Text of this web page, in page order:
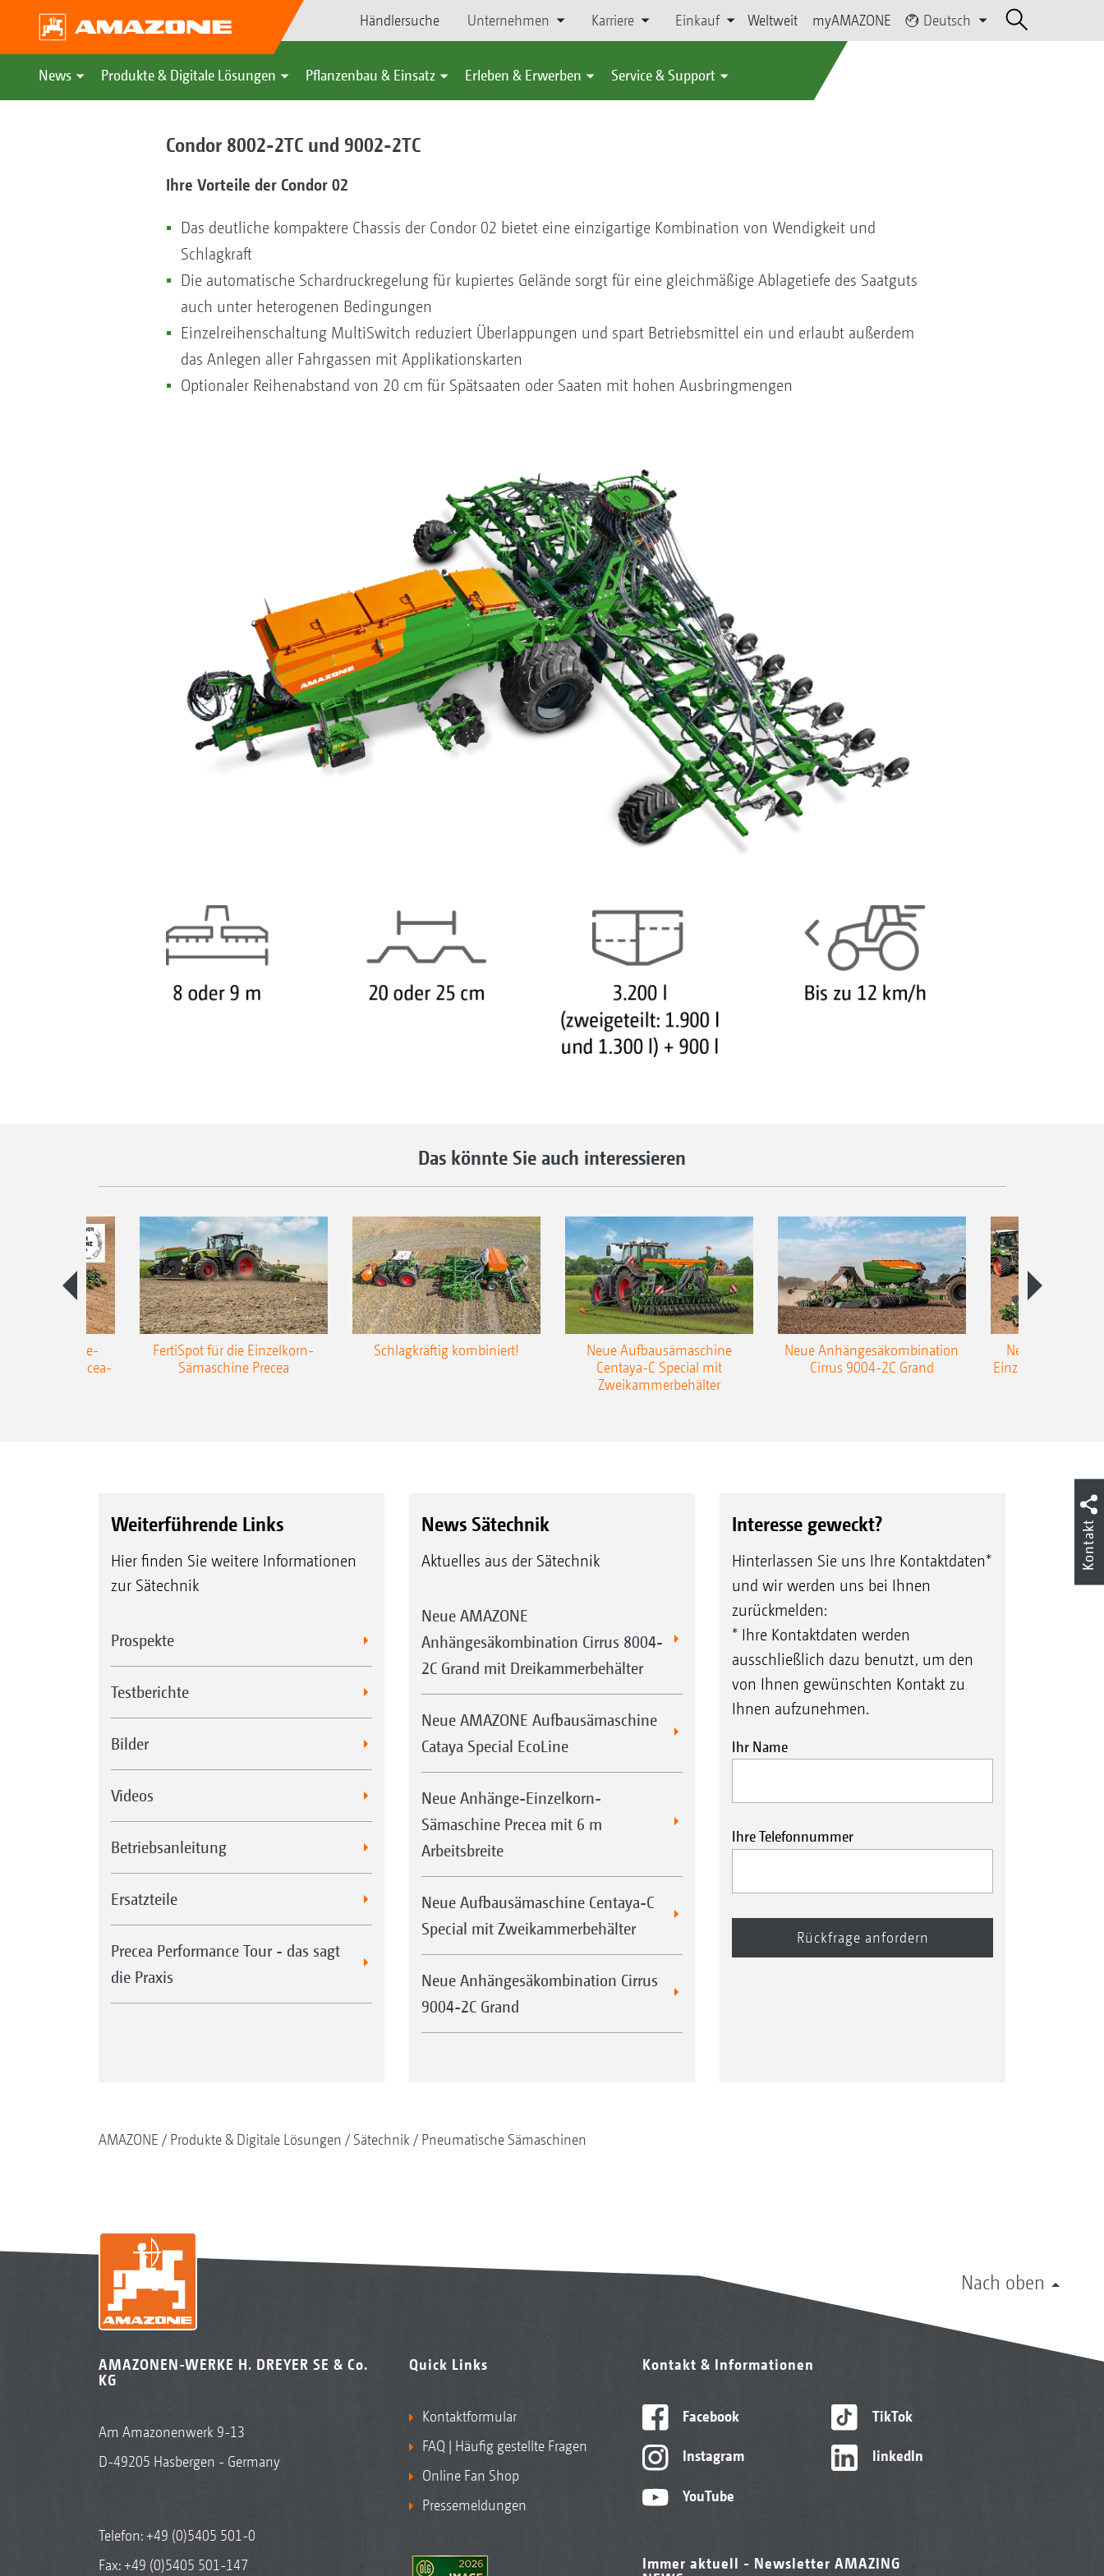
Händlersuche Unternehmen Karriere Einkauf Weltweit myAMAZONE Deutsch
News Produkte & Digitale Lösungen Pflanzenbau & Einsatz Erleben & Erwerben Service & Support
Condor 8002-2TC und 9002-2TC
Ihre Vorteile der Condor 02
Das deutliche kompaktere Chassis der Condor 02 bietet eine einzigartige Kombination von Wendigkeit und
Schlagkraft
Die automatische Schardruckregelung für kupiertes Gelände sorgt für eine gleichmäßige Ablagetiefe des Saatguts
auch unter heterogenen Bedingungen
Einzelreihenschaltung MultiSwitch reduziert Überlappungen und spart Betriebsmittel ein und erlaubt außerdem
das Anlegen aller Fahrgassen mit Applikationskarten
Optionaler Reihenabstand von 20 cm für Spätsaaten oder Saaten mit hohen Ausbringmengen
Das könnte Sie auch interessieren
Anhänge-
Precea-
FertiSpot für die Einzelkorn-
Sämaschine Precea
Schlagkräftig kombiniert!
Neue Aufbausämaschine
Centaya-C Special mit
Zweikammerbehälter
Neue Anhängesäkombination
Cirrus 9004-2C Grand
Neue
Einzelkorn-
Weiterführende Links
Hier finden Sie weitere Informationen
zur Sätechnik
Prospekte
Testberichte
Bilder
Videos
Betriebsanleitung
Ersatzteile
Precea Performance Tour - das sagt
die Praxis
News Sätechnik
Aktuelles aus der Sätechnik
Neue AMAZONE
Anhängesäkombination Cirrus 8004-
2C Grand mit Dreikammerbehälter
Neue AMAZONE Aufbausämaschine
Cataya Special EcoLine
Neue Anhänge-Einzelkorn-
Sämaschine Precea mit 6 m
Arbeitsbreite
Neue Aufbausämaschine Centaya-C
Special mit Zweikammerbehälter
Neue Anhängesäkombination Cirrus
9004-2C Grand
Interesse geweckt?
Hinterlassen Sie uns Ihre Kontaktdaten*
und wir werden uns bei Ihnen
zurückmelden:
* Ihre Kontaktdaten werden
ausschließlich dazu benutzt, um den
von Ihnen gewünschten Kontakt zu
Ihnen aufzunehmen.
Ihr Name
Ihre Telefonnummer
AMAZONE Produkte & Digitale Lösungen Sätechnik Pneumatische Sämaschinen
Nach oben
AMAZONEN-WERKE H. DREYER SE & Co.
KG
Am Amazonenwerk 9-13
D-49205 Hasbergen - Germany
Telefon:+49 (0)5405 501-0
Fax: +49 (0)5405 501-147
Quick Links
Kontaktformular
FAQ | Häufig gestellte Fragen
Online Fan Shop
Pressemeldungen
Kontakt & Informationen
Facebook
Instagram
YouTube
TikTok
linkedIn
Immer aktuell - Newsletter AMAZING
Kontakt